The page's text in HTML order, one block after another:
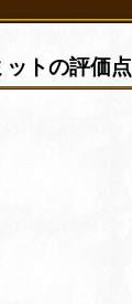
トの評価点